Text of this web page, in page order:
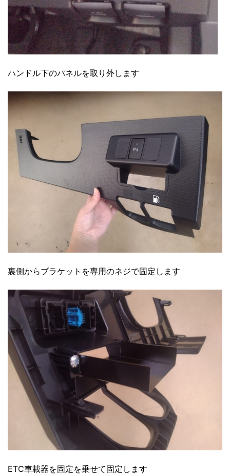
ハンドル下のパネルを取り外します
裏側からブラケットを専用のネジで固定します
ETC車載器を固定を乗せて固定します